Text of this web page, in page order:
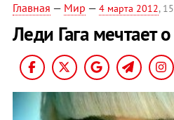
Главная — Мир — 4 марта 2012,
Леди Гага мечтает